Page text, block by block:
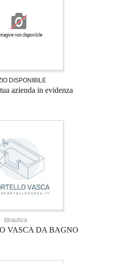
DISPONIBILE
azienda in evidenza
Idraulica
VASCA DA BAGNO